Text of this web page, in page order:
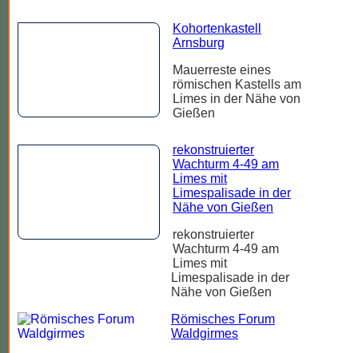
Kohortenkastell
Arnsburg
Mauerreste eines
römischen Kastells am
Limes in der Nähe von
Gießen
rekonstruierter
Wachturm 4-49 am
Limes mit
Limespalisade in der
Nähe von Gießen
rekonstruierter
Wachturm 4-49 am
Limes mit
Limespalisade in der
Nähe von Gießen
Römisches Forum
Waldgirmes